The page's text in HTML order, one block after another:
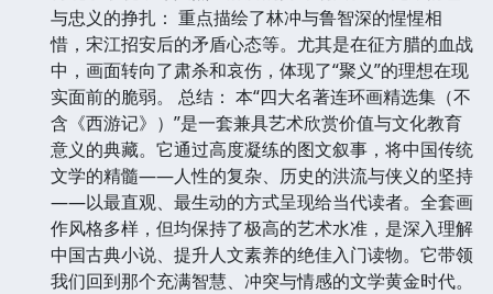
与忠义的挣扎： 重点描绘了林冲与鲁智深的惺惺相
惜，宋江招安后的矛盾心态等。尤其是在征方腊的血战
中，画面转向了肃杀和哀伤，体现了“聚义”的理想在现
实面前的脆弱。 总结： 本“四大名著连环画精选集（不
含《西游记》）”是一套兼具艺术欣赏价值与文化教育
意义的典藏。它通过高度凝练的图文叙事，将中国传统
文学的精髓——人性的复杂、历史的洪流与侠义的坚持
——以最直观、最生动的方式呈现给当代读者。全套画
作风格多样，但均保持了极高的艺术水准，是深入理解
中国古典小说、提升人文素养的绝佳入门读物。它带领
我们回到那个充满智慧、冲突与情感的文学黄金时代。